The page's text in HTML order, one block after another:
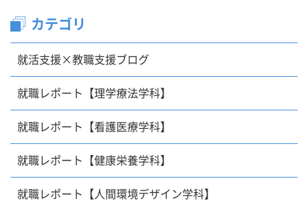
カテゴリ
就活支援×教職支援ブログ
就職レポート【理学療法学科】
就職レポート【看護医療学科】
就職レポート【健康栄養学科】
就職レポート【人間環境デザイン学科】